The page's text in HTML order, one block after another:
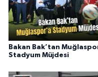
Bakan Bak’tan
Stadyum Müjdesi